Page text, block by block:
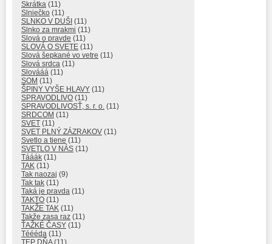
Skrátka (11)
Slniečko (11)
SLNKO V DUŠI (11)
Slnko za mrakmi (11)
Slová o pravde (11)
SLOVÁ O SVETE (11)
Slová šepkané vo vetre (11)
Slová srdca (11)
Slovááá (11)
SOM (11)
ŠPINY VYŠE HLAVY (11)
SPRAVODLIVO (11)
SPRAVODLIVOSŤ, s. r. o. (11)
SRDCOM (11)
SVET (11)
SVET PLNÝ ZÁZRAKOV (11)
Svetlo a tiene (11)
SVETLO V NÁS (11)
Tááák (11)
TAK (11)
Tak naozaj (9)
Tak tak (11)
Taká je pravda (11)
TAKTO (11)
TAKŽE TAK (11)
Takže zasa raz (11)
ŤAŽKÉ ČASY (11)
Téééda (11)